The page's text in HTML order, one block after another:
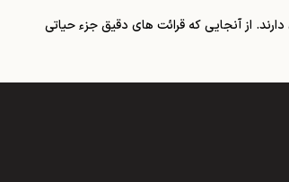
از آنجایی که قرائت های دقیق جزء حیاتی